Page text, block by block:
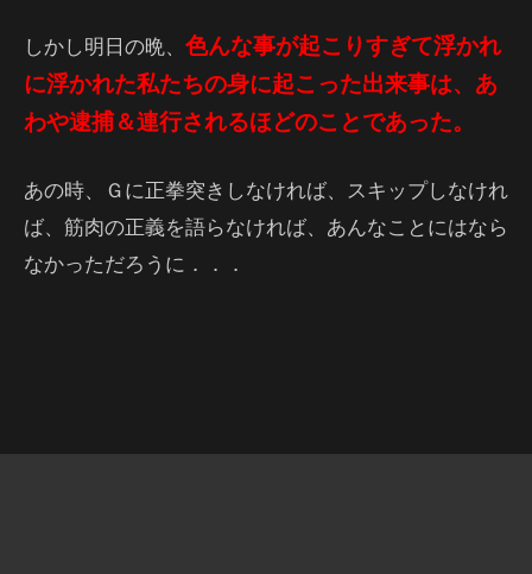
しかし明日の晩、 色んな事が起こりすぎて浮かれ
に浮かれた私たちの身に起こった出来事は、あ
わや逮捕＆連行されるほどのことであった。
あの時、Ｇに正拳突きしなければ、スキップしなけれ
ば、筋肉の正義を語らなければ、あんなことにはなら
なかっただろうに．．．